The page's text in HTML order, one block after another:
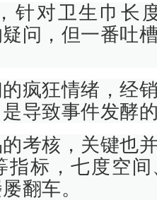
针对卫生巾长
问，但一番吐
疯狂情绪，经
导致事件发酵
考核，关键也
指标，七度空
翻车。